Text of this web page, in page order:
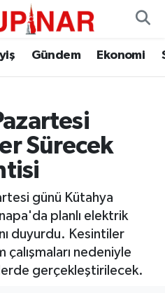
Gündem Ekonomi
Sürecek
günü Kütahya
planlı elektrik
duyurdu. Kesintiler
çalışmaları nedeniyle
gerçekleştirilecek.
Haritası
ve Fikstür